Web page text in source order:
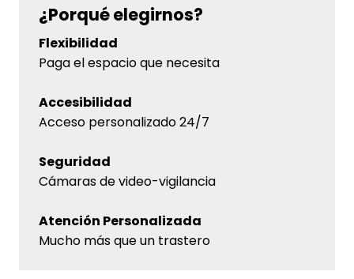
¿Porqué elegirnos?
Flexibilidad
Paga el espacio que necesita
Accesibilidad
Acceso personalizado 24/7
Seguridad
Cámaras de video-vigilancia
Atención Personalizada
Mucho más que un trastero